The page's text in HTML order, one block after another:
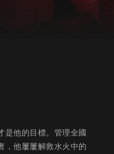
是他的目標。管理全國
，他屢屢解救水火中的